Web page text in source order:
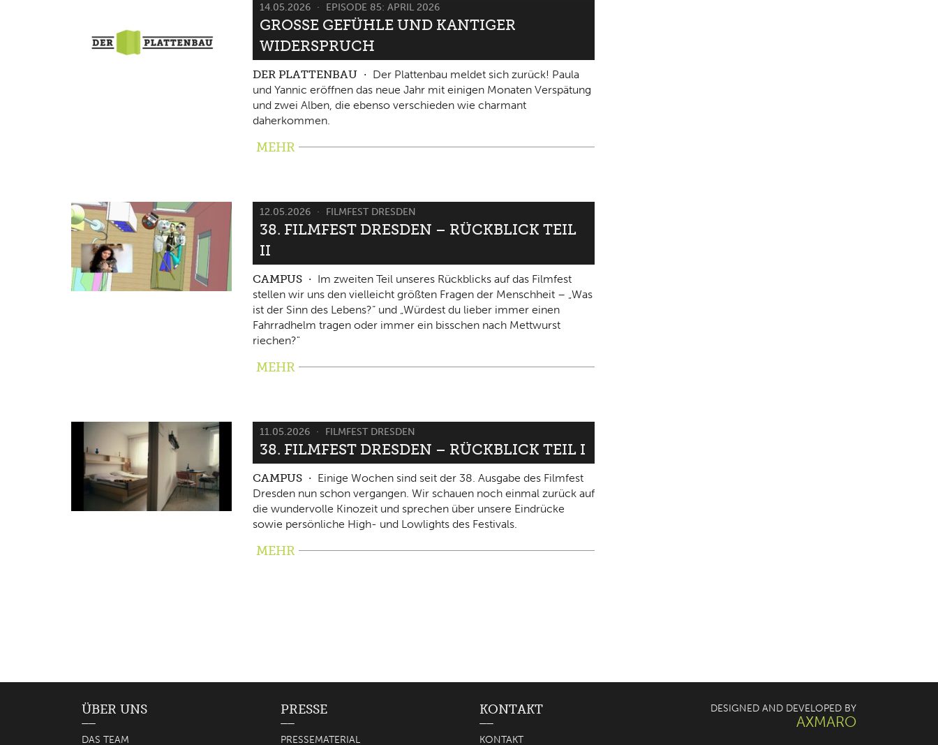
14.05.2026 EPISODE 85: APRIL 2026
GROSSE GEFÜHLE UND KANTIGER W
IDERSPRUCH
DER PLATTENBAU
Der Plattenbau meldet sich zurück! Paula
und Yannic eröffnen das neue Jahr mit einigen Monaten Verspätung
und zwei Alben, die ebenso verschieden wie charmant
daherkommen.
MEHR
12.05.2026 FILMFEST DRESDEN
38. FILMFEST DRESDEN – RÜCKBLICK TEIL
II
CAMPUS
Im zweiten Teil unseres Rückblicks auf das Filmfest
stellen wir uns den vielleicht größten Fragen der Menschheit – „Was
ist der Sinn des Lebens?“ und „Würdest du lieber immer einen
Fahrradhelm tragen oder immer ein bisschen nach Mettwurst
riechen?"
MEHR
11.05.2026 FILMFEST DRESDEN
38. FILMFEST DRESDEN – RÜCKBLICK TEIL I
CAMPUS
Einige Wochen sind seit der 38. Ausgabe des Filmfest
Dresden nun schon vergangen. Wir schauen noch einmal zurück auf
die wundervolle Kinozeit und sprechen über unsere Eindrücke
sowie persönliche High- und Lowlights des Festivals.
MEHR
ÜBER UNS
DAS TEAM
PRESSE
PRESSEMATERIAL
KONTAKT
KONTAKT
DESIGNED AND DEVELOPED BY
AXMARO